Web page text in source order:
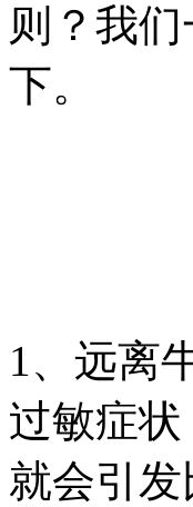
则？我
下。
1、远离
过敏症
就会引